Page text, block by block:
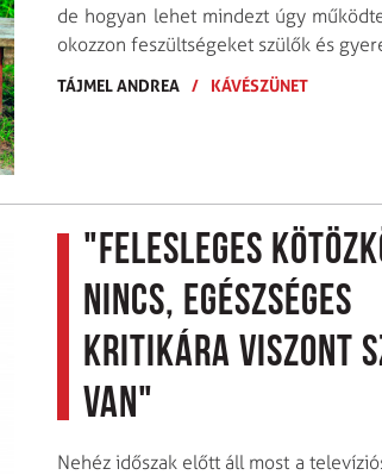
de hogyan lehet mindezt úgy
okozzon feszültségeket szülők és
TÁJMEL ANDREA / KÁVÉSZÜNET
"Felesleges
nincs, egészséges
kritikára viszont
van"
Nehéz időszak előtt áll most a